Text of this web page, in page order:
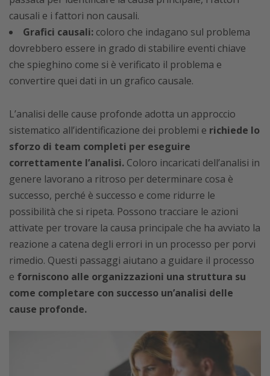
causali e i fattori non causali.
Grafici causali: coloro che indagano sul problema
dovrebbero essere in grado di stabilire eventi chiave
che spieghino come si è verificato il problema e
convertire quei dati in un grafico causale.
L’analisi delle cause profonde adotta un approccio
sistematico all’identificazione dei problemi e richiede lo
sforzo di team completi per eseguire
correttamente l’analisi. Coloro incaricati dell’analisi in
genere lavorano a ritroso per determinare cosa è
successo, perché è successo e come ridurre le
possibilità che si ripeta. Possono tracciare le azioni
attivate per trovare la causa principale che ha avviato la
reazione a catena degli errori in un processo per porvi
rimedio. Questi passaggi aiutano a guidare il processo
e forniscono alle organizzazioni una struttura su
come completare con successo un’analisi delle
cause profonde.